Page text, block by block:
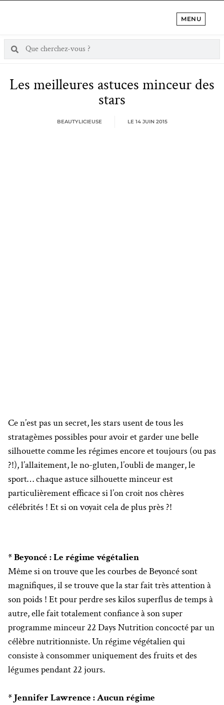
MENU
Les meilleures astuces minceur des
stars
BEAUTYLICIEUSE LE 14 JUIN 2015
Ce n’est pas un secret, les stars usent de tous les
stratagèmes possibles pour avoir et garder une belle
silhouette comme les régimes encore et toujours (ou pas
?!), l’allaitement, le no-gluten, l’oubli de manger, le
sport… chaque astuce silhouette minceur est
particulièrement efficace si l’on croit nos chères
célébrités ! Et si on voyait cela de plus près ?!
* Beyoncé : Le régime végétalien
Même si on trouve que les courbes de Beyoncé sont
magnifiques, il se trouve que la star fait très attention à
son poids ! Et pour perdre ses kilos superflus de temps à
autre, elle fait totalement confiance à son super
programme minceur 22 Days Nutrition concocté par un
célèbre nutritionniste. Un régime végétalien qui
consiste à consommer uniquement des fruits et des
légumes pendant 22 jours.
* Jennifer Lawrence : Aucun régime